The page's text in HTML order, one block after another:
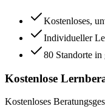
Kostenloses,
Individueller
80 Standorte in
Kostenlose
Kostenloses